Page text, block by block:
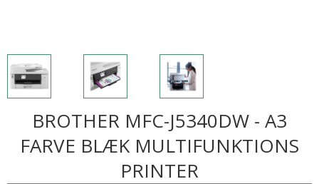
BROTHER MFC-J5340DW - A3
FARVE BLÆK MULTIFUNKTIONS
PRINTER